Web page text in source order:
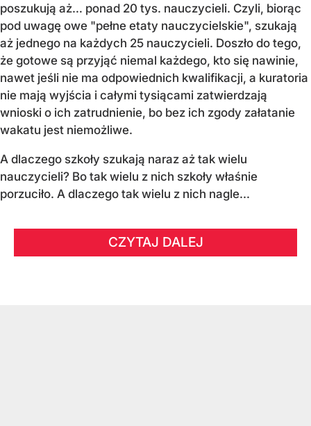
poszukują aż… ponad 20 tys. nauczycieli. Czyli, biorąc
pod uwagę owe "pełne etaty nauczycielskie", szukają
aż jednego na każdych 25 nauczycieli. Doszło do tego,
że gotowe są przyjąć niemal każdego, kto się nawinie,
nawet jeśli nie ma odpowiednich kwalifikacji, a kuratoria
nie mają wyjścia i całymi tysiącami zatwierdzają
wnioski o ich zatrudnienie, bo bez ich zgody załatanie
wakatu jest niemożliwe.
A dlaczego szkoły szukają naraz aż tak wielu
nauczycieli? Bo tak wielu z nich szkoły właśnie
porzuciło. A dlaczego tak wielu z nich nagle...
CZYTAJ DALEJ